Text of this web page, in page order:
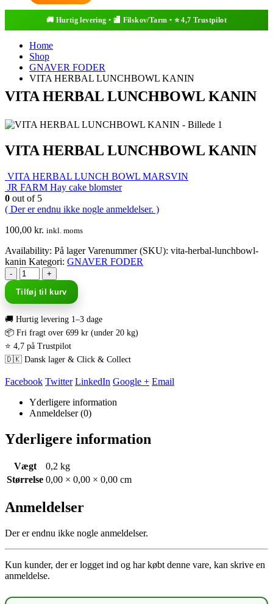
Home
Shop
GNAVER FODER
VITA HERBAL LUNCHBOWL KANIN
VITA HERBAL LUNCHBOWL KANIN
VITA HERBAL LUNCHBOWL KANIN
VITA HERBAL LUNCH BOWL MARSVIN
JR FARM Hay cake blomster
0 out of 5
( Der er endnu ikke nogle anmeldelser. )
100,00 kr. inkl. moms
Availability: På lager Varenummer (SKU): vita-herbal-lunchbowl-
kanin Kategori: GNAVER FODER
-
+
Tilføj til kurv
🚚 Hurtig levering 1–3 dage
📦 Fri fragt over 699 kr (under 20 kg)
⭐ 4,7 på Trustpilot
🇩🇰 Dansk lager & Click & Collect
Facebook Twitter LinkedIn Google + Email
Yderligere information
Anmeldelser (0)
Yderligere information
Vægt
0,2 kg
Størrelse 0,00 × 0,00 × 0,00 cm
Anmeldelser
Der er endnu ikke nogle anmeldelser.
Kun kunder, der er logget ind og har købt denne vare, kan skrive en
anmeldelse.